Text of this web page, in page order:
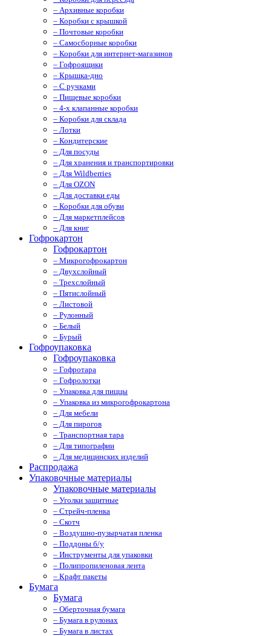
– Архивные коробки
– Коробки с крышкой
– Почтовые коробки
– Самосборные коробки
– Коробки для интернет-магазинов
– Гофроящики
– Крышка-дно
– С ручками
– Пищевые коробки
– 4-х клапанные коробки
– Коробки для склада
– Лотки
– Кондитерские
– Для посуды
– Для хранения и транспортировки
– Для Wildberries
– Для OZON
– Для доставки еды
– Коробки для обуви
– Для маркетплейсов
– Для книг
Гофрокартон
Гофрокартон
– Микрогофрокартон
– Двухслойный
– Трехслойный
– Пятислойный
– Листовой
– Рулонный
– Белый
– Бурый
Гофроупаковка
Гофроупаковка
– Гофротара
– Гофролотки
– Упаковка для пиццы
– Упаковка из микрогофрокартона
– Для мебели
– Для пирогов
– Транспортная тара
– Для типографии
– Для медицинских изделий
Распродажа
Упаковочные материалы
Упаковочные материалы
– Уголки защитные
– Стрейч-пленка
– Скотч
– Воздушно-пузырчатая пленка
– Поддоны б/у
– Инструменты для упаковки
– Полипропиленовая лента
– Крафт пакеты
Бумага
Бумага
– Оберточная бумага
– Бумага в рулонах
– Бумага в листах